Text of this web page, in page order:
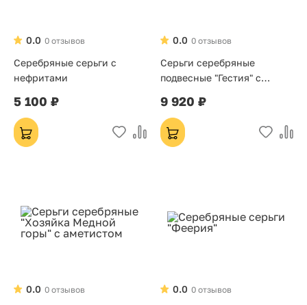
0 отзывов
0.0
Серебряные серьги с
нефритами
5 100 ₽
0 отзывов
0.0
Серьги серебряные
подвесные "Гестия" с
9 920 ₽
0 отзывов
0.0
0 отзывов
0.0